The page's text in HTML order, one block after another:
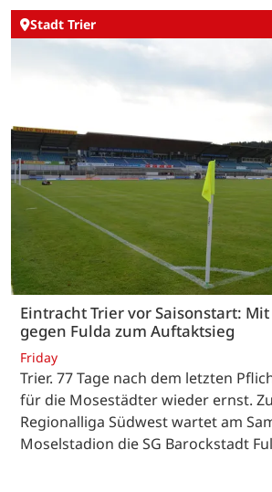
Stadt Trier
Eintracht Trier vor Saisonstart:
gegen Fulda zum Auftaktsieg
Friday
Trier. 77 Tage nach dem letzten
für die Mosestädter wieder ernst.
Regionalliga Südwest wartet am
Moselstadion die SG Barockstadt